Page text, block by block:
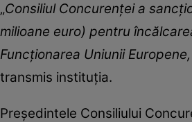
„Consiliul Concurenței a
milioane euro) pentru
Funcționarea Uniunii
transmis instituția.
Președintele Consiliului